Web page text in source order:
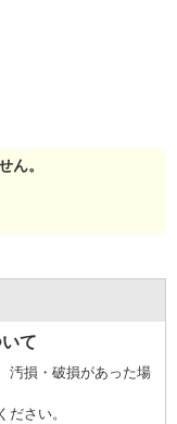
ん。
て
汚損・破損があった場
さい。